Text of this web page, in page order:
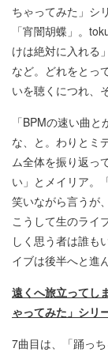
ちゃってみた」シ
「宵闇胡蝶」。
けは絶対に入れる
など。どれをとっ
いを聴くにつれ、
「BPMの速い曲
な、と。わりとミ
ム全体を振り返っ
い」とメイリア。
笑いながら言うが
こうして生のライ
しく思う者は誰も
イブは後半へと進
遠くへ旅立ってし
ゃってみた」シリ
7曲目は、「踊っ